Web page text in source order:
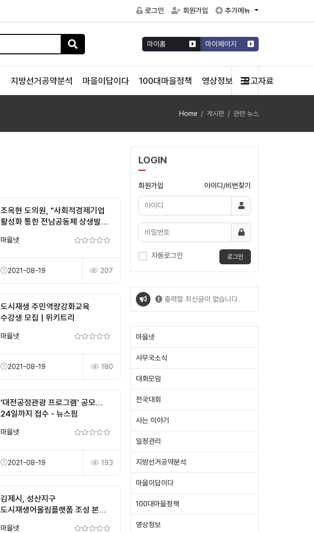
로그인 회원가입 추가메뉴
마이홈 마이페이지
지방선거공약분석 마을이답이다 100대마을정책 영상정보 참고자료
Home 게시판 관련 뉴스
조옥현 도의원, "사회적경제기업
활성화 통한 전남공동체 상생발전
마을넷
2021-08-19 207
도시재생 주민역량강화교육
수강생 모집 | 위키트리
마을넷
2021-08-19 180
'대전공정관광 프로그램' 공모…
24일까지 접수 - 뉴스핌
마을넷
2021-08-19 193
김제시, 성산지구
도시재생어울림플랫폼 조성 본격
마을넷
LOGIN
회원가입 아이디/비번찾기
자동로그인 로그인
출력할 최신글이 없습니다.
마을넷
사무국소식
대화모임
전국대회
사는 이야기
일정관리
지방선거공약분석
마을이답이다
100대마을정책
영상정보